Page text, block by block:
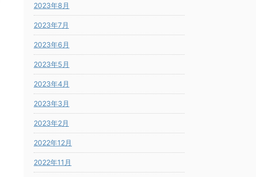
2023年8月
2023年7月
2023年6月
2023年5月
2023年4月
2023年3月
2023年2月
2022年12月
2022年11月